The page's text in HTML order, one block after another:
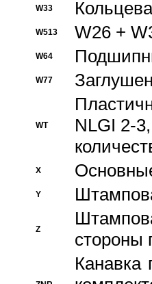
W33
W513 W26 +
W64
W77
WT
NLGI 2-
X
Y
Z
стороны
Канавка